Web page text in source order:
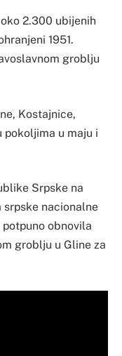
2.300 ubijenih
1951.
groblju
Kostajnice,
pokoljima u maju i
Srpske na
nacionalne
obnovila
groblju u Gline za